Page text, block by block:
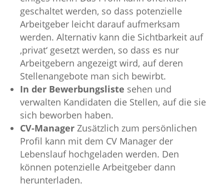
geschaltet werden, so dass potenzielle
Arbeitgeber leicht darauf aufmerksam
werden. Alternativ kann die Sichtbarkeit auf
‚privat‘ gesetzt werden, so dass es nur
Arbeitgebern angezeigt wird, auf deren
Stellenangebote man sich bewirbt.
In der Bewerbungsliste sehen und
verwalten Kandidaten die Stellen, auf die sie
sich beworben haben.
CV-Manager Zusätzlich zum persönlichen
Profil kann mit dem CV Manager der
Lebenslauf hochgeladen werden. Den
können potenzielle Arbeitgeber dann
herunterladen.